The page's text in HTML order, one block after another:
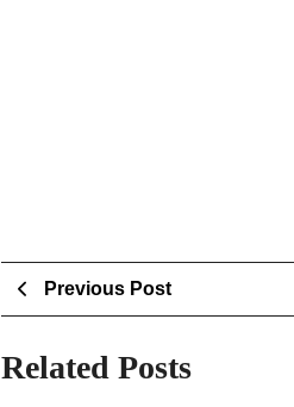
Post
navigation
Previous PostPrevious
Related Posts